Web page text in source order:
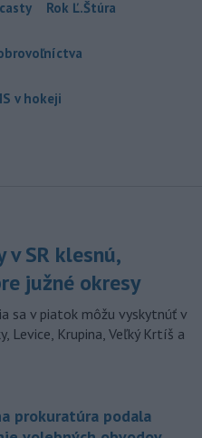
Rok Ľ.Štúra
v hokeji
v SR klesnú,
južné okresy
sa v piatok môžu vyskytnúť v
Levice, Krupina, Veľký Krtíš a
prokuratúra podala